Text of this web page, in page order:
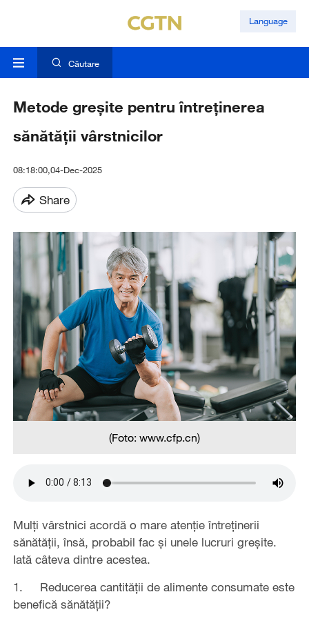
Language
Căutare
Metode greșite pentru întreținerea
sănătății vârstnicilor
08:18:00,04-Dec-2025
Share
(Foto: www.cfp.cn)
Mulți vârstnici acordă o mare atenție întreținerii
sănătății, însă, probabil fac și unele lucruri greșite.
Iată câteva dintre acestea.
1. Reducerea cantității de alimente consumate este
benefică sănătății?